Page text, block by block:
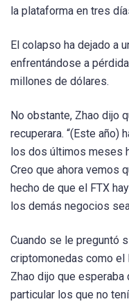
la plataforma en tres
El colapso ha dejado a
enfrentándose a
millones de dólares.
No obstante, Zhao dijo
recuperara. “(Este año)
los dos últimos meses
Creo que ahora vemos
hecho de que el FTX
los demás negocios
Cuando se le preguntó
criptomonedas como el
Zhao dijo que
particular los que no